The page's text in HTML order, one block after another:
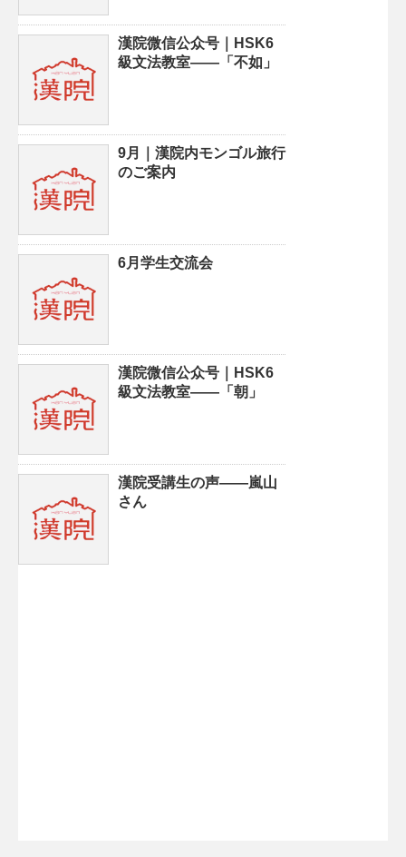
漢院微信公众号｜HSK6
級文法教室——「不如」
9月｜漢院内モンゴル旅行
のご案内
6月学生交流会
漢院微信公众号｜HSK6
級文法教室——「朝」
漢院受講生の声——嵐山
さん